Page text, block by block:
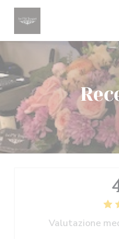
Personalizzazione delle tue
Valutazione